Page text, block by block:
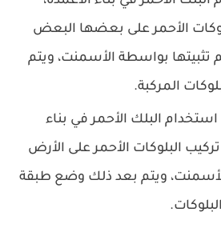
الأحمر على بعضها البعض
بواسطة الأسمنت، ويتم
المركبة.
البلك الأحمر في بناء
البلوكات الأحمر على الأرض
ويتم بعد ذلك وضع طبقة